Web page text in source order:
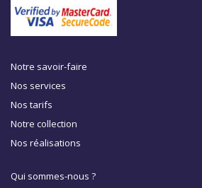
Notre savoir-faire
Nos services
Nos tarifs
Notre collection
Nos réalisations
Qui sommes-nous ?